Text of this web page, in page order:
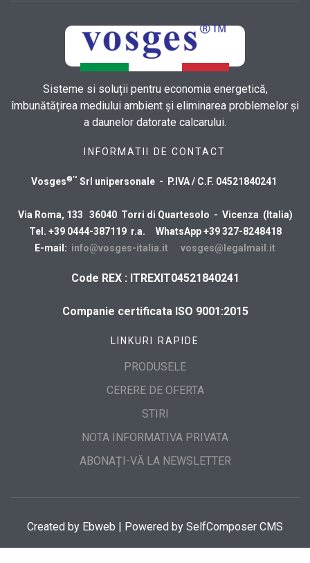
Sisteme si soluții pentru economia energetică,
îmbunătățirea mediului ambient și eliminarea problemelor și
a daunelor datorate calcarului.
INFORMATII DE CONTACT
Vosges®™ Srl unipersonale - P.IVA / C.F. 04521840241
Via Roma, 133 36040 Torri di Quartesolo - Vicenza (Italia)
Tel. +39 0444-387119 r.a. WhatsApp +39 327-8248418
E-mail: info@vosges-italia.it vosges@legalmail.it
Code REX : ITREXIT04521840241
Companie certificata ISO 9001:2015
LINKURI RAPIDE
PRODUSELE
CERERE DE OFERTA
STIRI
NOTA INFORMATIVA PRIVATA
ABONAȚI-VĂ LA NEWSLETTER
Created by Ebweb | Powered by SelfComposer CMS